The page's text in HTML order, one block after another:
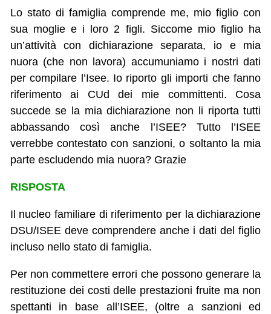
Lo stato di famiglia comprende me, mio figlio con
sua moglie e i loro 2 figli. Siccome mio figlio ha
un’attività con dichiarazione separata, io e mia
nuora (che non lavora) accumuniamo i nostri dati
per compilare l’Isee. Io riporto gli importi che fanno
riferimento ai CUd dei mie committenti. Cosa
succede se la mia dichiarazione non li riporta tutti
abbassando così anche l’ISEE? Tutto l’ISEE
verrebbe contestato con sanzioni, o soltanto la mia
parte escludendo mia nuora? Grazie
RISPOSTA
Il nucleo familiare di riferimento per la dichiarazione
DSU/ISEE deve comprendere anche i dati del figlio
incluso nello stato di famiglia.
Per non commettere errori che possono generare la
restituzione dei costi delle prestazioni fruite ma non
spettanti in base all’ISEE, (oltre a sanzioni ed